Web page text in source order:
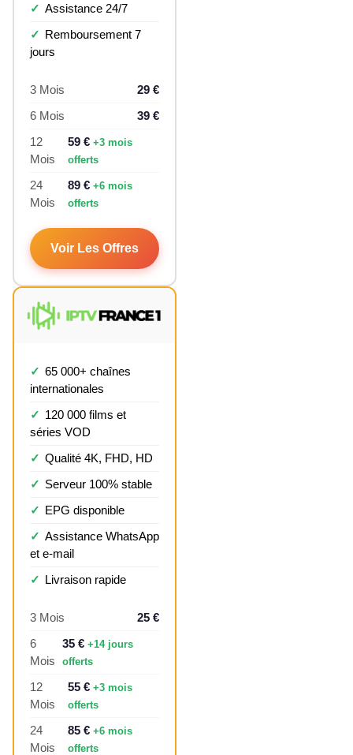
Assistance 24/7
Remboursement 7
jours
3 Mois
29 €
6 Mois
39 €
12
Mois
59 €+3 mois
offerts
24
Mois
89 €+6 mois
offerts
Voir Les Offres
65 000+ chaînes
internationales
120 000 films et
séries VOD
Qualité 4K, FHD, HD
Serveur 100% stable
EPG disponible
Assistance WhatsApp
et e-mail
Livraison rapide
3 Mois
25 €
6
Mois
35 € +14 jours
offerts
12
Mois
55 €+3 mois
offerts
24
Mois
85 €+6 mois
offerts